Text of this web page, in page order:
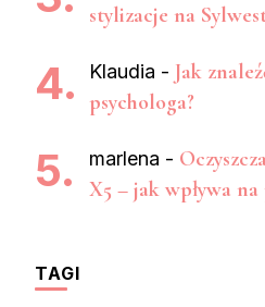
stylizacje na
Klaudia - Jak
psychologa?
marlena -
X5 – jak wpływa
TAGI